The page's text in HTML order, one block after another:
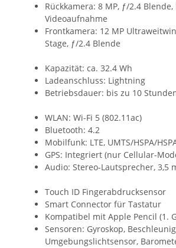
Rückkamera: 8 MP, ƒ/2.4 Blende,
Videoaufnahme
Frontkamera: 12 MP
Stage, ƒ/2.4 Blende
Kapazität: ca. 32.4 Wh
Ladeanschluss: Lightning
Betriebsdauer: bis zu 10
WLAN: Wi-Fi 5 (802.11ac)
Bluetooth: 4.2
Mobilfunk: LTE, UMTS/HSPA/
GPS: Integriert (nur Cellular-
Audio: Stereo-Lautsprecher, 3,5
Touch ID Fingerabdrucksensor
Smart Connector für Tastatur
Kompatibel mit Apple Pencil (1.
Sensoren: Gyroskop,
Umgebungslichtsensor,